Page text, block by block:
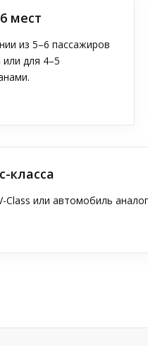
мест
из 5–6 пассажиров
для 4–5
класса
Class или автомобиль